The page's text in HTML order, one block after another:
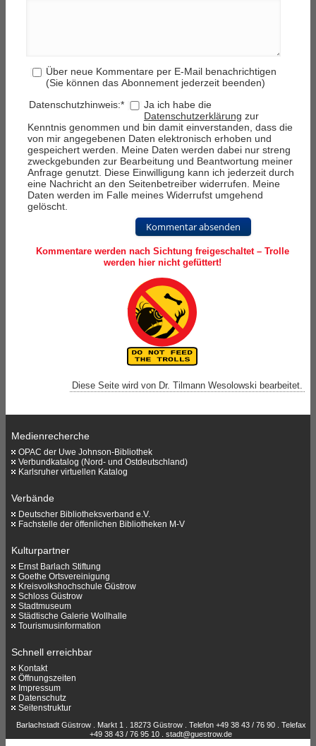
Über neue Kommentare per E-Mail benachrichtigen
(Sie können das Abonnement jederzeit beenden)
Datenschutzhinweis:*
Ja ich habe die
Datenschutzerklärung zur
Kenntnis genommen und bin damit einverstanden, dass die
von mir angegebenen Daten elektronisch erhoben und
gespeichert werden. Meine Daten werden dabei nur streng
zweckgebunden zur Bearbeitung und Beantwortung meiner
Anfrage genutzt. Diese Einwilligung kann ich jederzeit durch
eine Nachricht an den Seitenbetreiber widerrufen. Meine
Daten werden im Falle meines Widerrufst umgehend
gelöscht.
Kommentar absenden
Kommentare werden nach Sichtung freigeschaltet – Trolle
werden hier nicht gefüttert!
Diese Seite wird von Dr. Tilmann Wesolowski bearbeitet.
Medienrecherche
OPAC der Uwe Johnson-Bibliothek
Verbundkatalog (Nord- und Ostdeutschland)
Karlsruher virtuellen Katalog
Verbände
Deutscher Bibliotheksverband e.V.
Fachstelle der öffenlichen Bibliotheken M-V
Kulturpartner
Ernst Barlach Stiftung
Goethe Ortsvereinigung
Kreisvolkshochschule Güstrow
Schloss Güstrow
Stadtmuseum
Städtische Galerie Wollhalle
Tourismusinformation
Schnell erreichbar
Kontakt
Öffnungszeiten
Impressum
Datenschutz
Seitenstruktur
Barlachstadt Güstrow . Markt 1 . 18273 Güstrow . Telefon +49 38 43 / 76 90 . Telefax
+49 38 43 / 76 95 10 . stadt@guestrow.de